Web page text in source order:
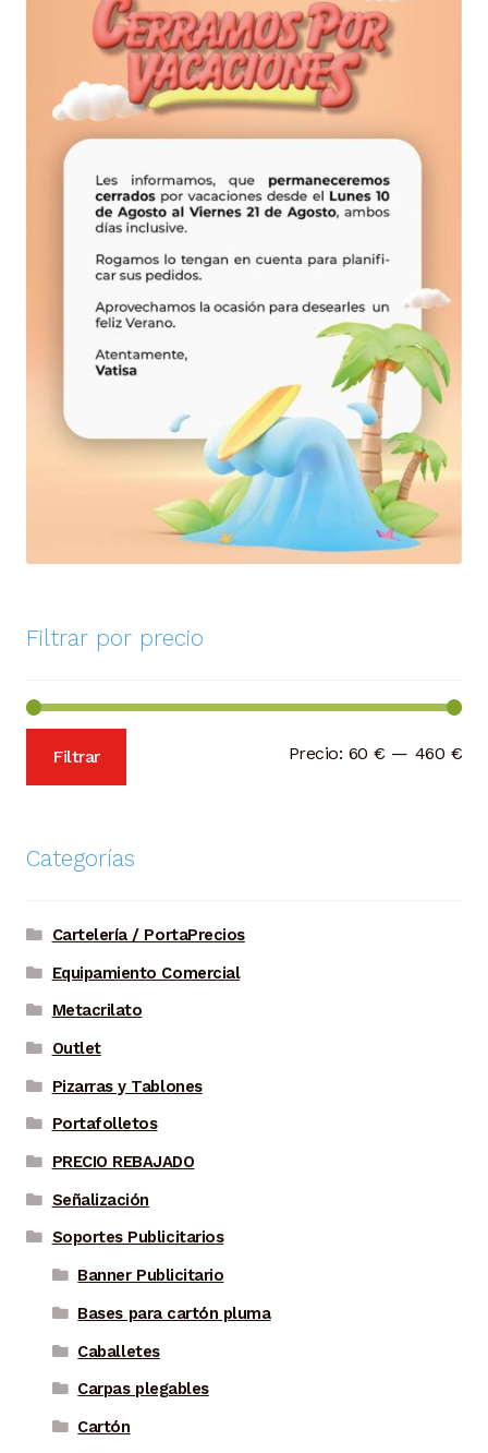
Filtrar por precio
Filtrar Precio: 60 € — 460 €
Categorías
Cartelería / PortaPrecios
Equipamiento Comercial
Metacrilato
Outlet
Pizarras y Tablones
Portafolletos
PRECIO REBAJADO
Señalización
Soportes Publicitarios
Banner Publicitario
Bases para cartón pluma
Caballetes
Carpas plegables
Cartón